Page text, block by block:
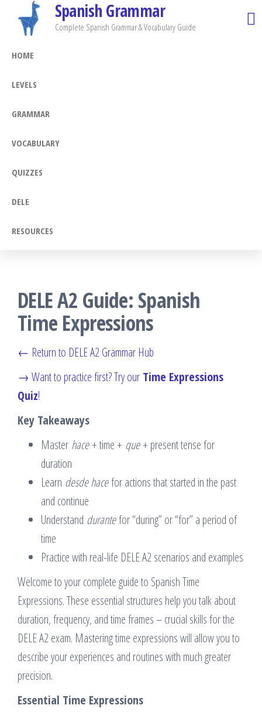
Spanish Grammar
Complete Spanish Grammar & Vocabulary Guide
HOME
LEVELS
GRAMMAR
VOCABULARY
QUIZZES
DELE
RESOURCES
DELE A2 Guide: Spanish
Time Expressions
← Return to DELE A2 Grammar Hub
→ Want to practice first? Try our Time Expressions
Quiz!
Key Takeaways
Master hace+ time + que+ present tense for
duration
Learn desde hacefor actions that started in the past
and continue
Understand durantefor “during” or “for” a period of
time
Practice with real-life DELE A2 scenarios and examples
Welcome to your complete guide to Spanish Time
Expressions. These essential structures help you talk about
duration, frequency, and time frames – crucial skills for the
DELE A2 exam. Mastering time expressions will allow you to
describe your experiences and routines with much greater
precision.
Essential Time Expressions